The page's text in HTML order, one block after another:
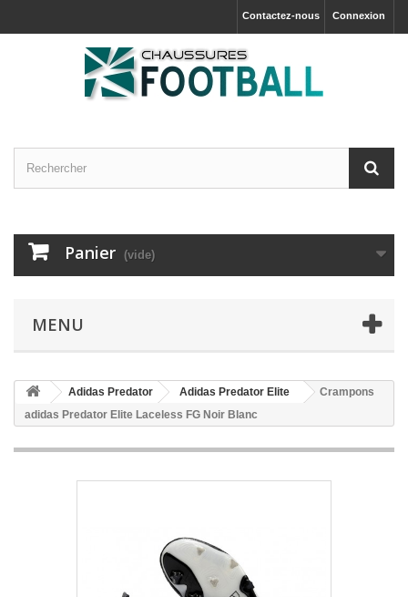
Connexion
Contactez-nous
Panier (vide)
MENU
Adidas Predator Adidas Predator Elite
Crampons
adidas Predator Elite Laceless FG Noir Blanc